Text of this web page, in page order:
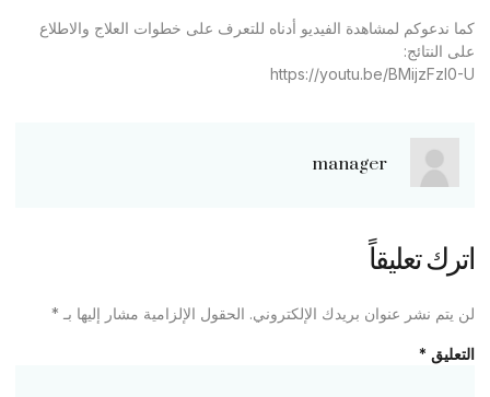
كما ندعوكم لمشاهدة الفيديو أدناه للتعرف على خطوات العلاج والاطلاع
على النتائج:
https://youtu.be/BMijzFzl0-U
manager
اترك تعليقاً
لن يتم نشر عنوان بريدك الإلكتروني. الحقول الإلزامية مشار إليها بـ *
التعليق *